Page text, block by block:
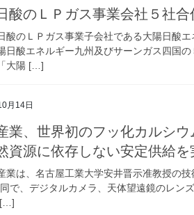
酸のＬＰガス事業会社５社
のＬＰガス事業子会社である大陽日酸
日酸エネルギー九州及びサーンガス四国
大陽 […]
月14日
業、世界初のフッ化カルシ
資源に依存しない安定供給を
業は、名古屋工業大学安井晋示准教授の
で、デジタルカメラ、天体望遠鏡のレン
[…]